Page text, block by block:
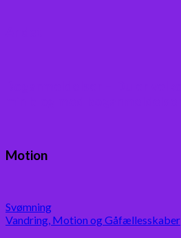
Motion
Svømning
Vandring, Motion og Gåfællesskaber